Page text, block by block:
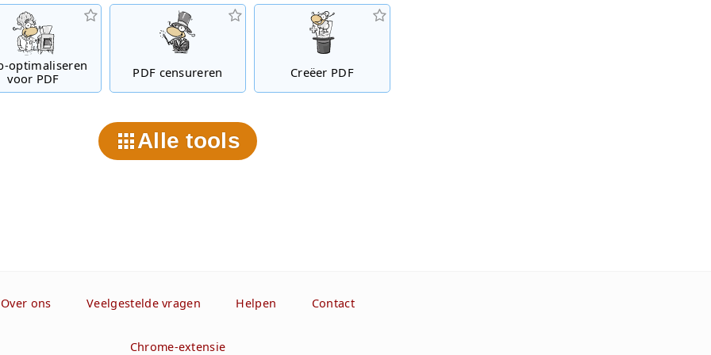
optimaliseren
voor PDF
PDF censureren Creëer PDF
Alle tools
Over ons Veelgestelde vragen Helpen Contact
Chrome-extensie